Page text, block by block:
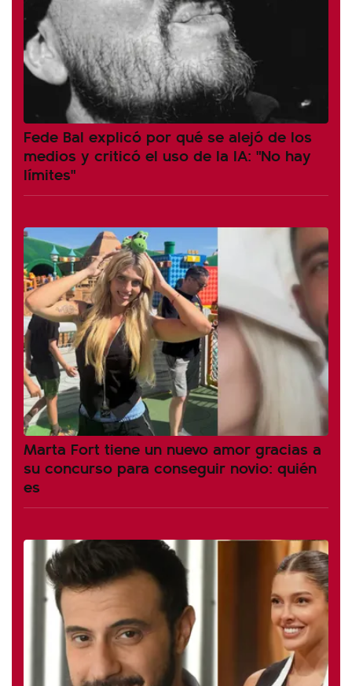
Fede Bal explicó por qué se alejó de los
medios y criticó el uso de la IA: "No hay
límites"
Marta Fort tiene un nuevo amor gracias a
su concurso para conseguir novio: quién
es